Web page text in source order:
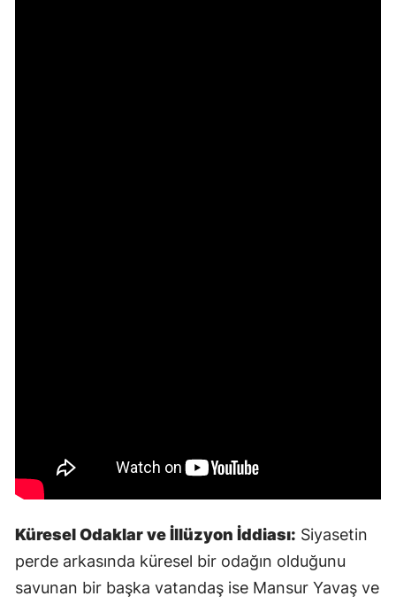
Küresel Odaklar ve İllüzyon İddiası: Siyasetin
perde arkasında küresel bir odağın olduğunu
savunan bir başka vatandaş ise Mansur Yavaş ve